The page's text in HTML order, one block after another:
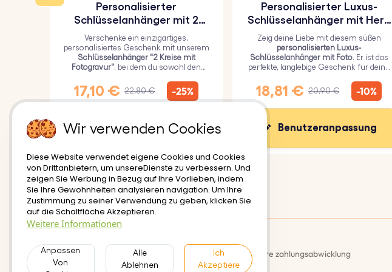
Personalisierter
Schlüsselanhänger mit 2
Kreisen und graviertem Foto
Verschenke ein einzigartiges,
personalisiertes Geschenk mit unserem
Schlüsselanhänger "2 Kreise mit
Fotogravur", bei dem du sowohl den
Bild als auch den kleineren Kreis mit
einem Text gravieren kannst.
17,10 € 22,80 € -25%
Benutzeranpassung
Personalisierter Luxus-
Schlüsselanhänger mit Herz
und Foto
Zeig deine Liebe mit diesem süßen
personalisierten Luxus-
Schlüsselanhänger mit Foto. Er ist das
perfekte, langlebige Geschenk für deine
Epoxidglasschicht überzogen.
18,81 € 20,90 € -10%
Benutzeranpassung
Lieferung Nutzungsbedinungen Sichere zahlungsabwicklung
Wir verwenden Cookies
Diese Website verwendet eigene Cookies und Cookies
von Drittanbietern, um unsereDienste zu verbessern. Und
zeigen Sie Werbung in Bezug auf Ihre Vorlieben, indem
Sie Ihre Gewohnheiten analysieren navigation. Um Ihre
Zustimmung zu seiner Verwendung zu geben, klicken Sie
auf die Schaltfläche Akzeptieren.
Weitere Informationen
Anpassen
Von
Alle
Ablehnen
Ich
Akzeptiere